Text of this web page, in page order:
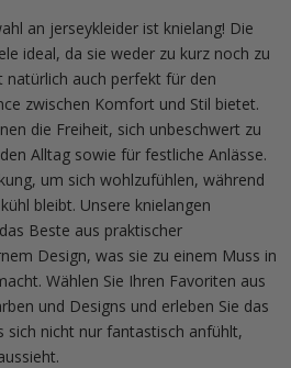
an jerseykleider ist knielang! Die
ideal, da sie weder zu kurz noch zu
natürlich auch perfekt für den
zwischen Komfort und Stil bietet.
die Freiheit, sich unbeschwert zu
Alltag sowie für festliche Anlässe.
um sich wohlzufühlen, während
bleibt. Unsere knielangen
Beste aus praktischer
Design, was sie zu einem Muss in
Wählen Sie Ihren Favoriten aus
und Designs und erleben Sie das
sich nicht nur fantastisch anfühlt,